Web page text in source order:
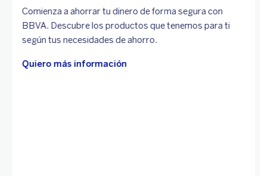
Comienza a ahorrar tu dinero de forma segura con
BBVA. Descubre los productos que tenemos para ti
según tus necesidades de ahorro.
Quiero más información